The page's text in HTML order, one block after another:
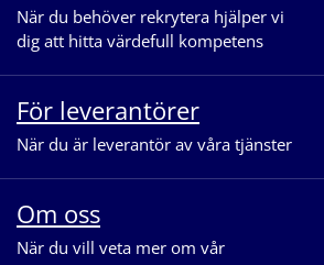
När du behöver rekrytera hjälper vi
dig att hitta värdefull kompetens
För leverantörer
När du är leverantör av våra tjänster
Om oss
När du vill veta mer om vår